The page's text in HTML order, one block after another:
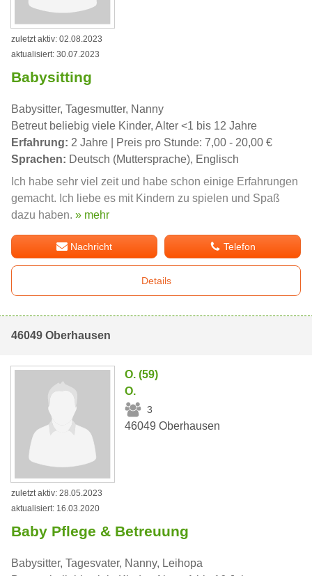
zuletzt aktiv: 02.08.2023
aktualisiert: 30.07.2023
Babysitting
Babysitter, Tagesmutter, Nanny
Betreut beliebig viele Kinder, Alter <1 bis 12 Jahre
Erfahrung: 2 Jahre | Preis pro Stunde: 7,00 - 20,00 €
Sprachen: Deutsch (Muttersprache), Englisch
Ich habe sehr viel zeit und habe schon einige Erfahrungen
gemacht. Ich liebe es mit Kindern zu spielen und Spaß
dazu haben. » mehr
Nachricht Telefon
Details
46049 Oberhausen
O. (59)
O.
3
46049 Oberhausen
zuletzt aktiv: 28.05.2023
aktualisiert: 16.03.2020
Baby Pflege & Betreuung
Babysitter, Tagesvater, Nanny, Leihopa